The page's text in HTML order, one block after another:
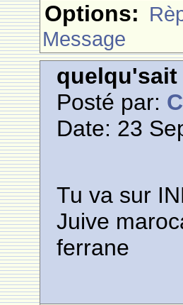
Options:
Message
quelqu'sait
Posté par:
Date: 23
Tu va sur
Juive
ferrane